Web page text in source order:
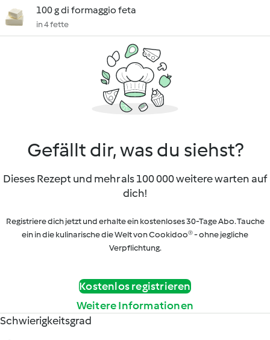
100 g di formaggio feta
in 4 fette
Gefällt dir, was du siehst?
Dieses Rezept und mehr als 100 000 weitere warten auf
dich!
Registriere dich jetzt und erhalte ein kostenloses 30-Tage Abo. Tauche
ein in die kulinarische die Welt von Cookidoo® - ohne jegliche
Verpflichtung.
Kostenlos registrieren
Weitere Informationen
Schwierigkeitsgrad